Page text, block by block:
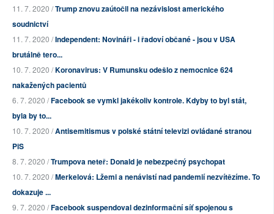
11. 7. 2020 /Trump znovu zaútočil na nezávislost amerického
soudnictví
11. 7. 2020 /Independent: Novináři - i řadoví občané - jsou v USA
brutálně tero...
10. 7. 2020 /Koronavirus: V Rumunsku odešlo z nemocnice 624
nakažených pacientů
6. 7. 2020 /Facebook se vymkl jakékoliv kontrole. Kdyby to byl stát,
byla by to...
10. 7. 2020 /Antisemitismus v polské státní televizi ovládané stranou
PiS
8. 7. 2020 /Trumpova neteř: Donald je nebezpečný psychopat
10. 7. 2020 /Merkelová: Lžemi a nenávistí nad pandemií nezvítězíme. To
dokazuje ...
9. 7. 2020 /Facebook suspendoval dezinformační síť spojenou s